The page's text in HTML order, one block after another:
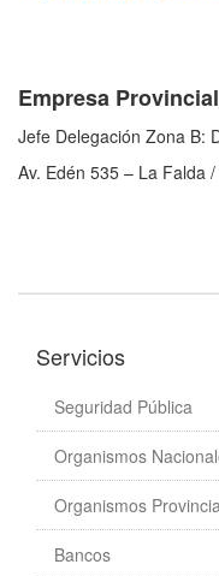
Empresa
Jefe Delegación Zona B:
Av. Edén 535 – La Falda
Servicios
Seguridad Pública
Organismos
Organismos
Bancos